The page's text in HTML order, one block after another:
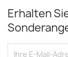
Erhalten